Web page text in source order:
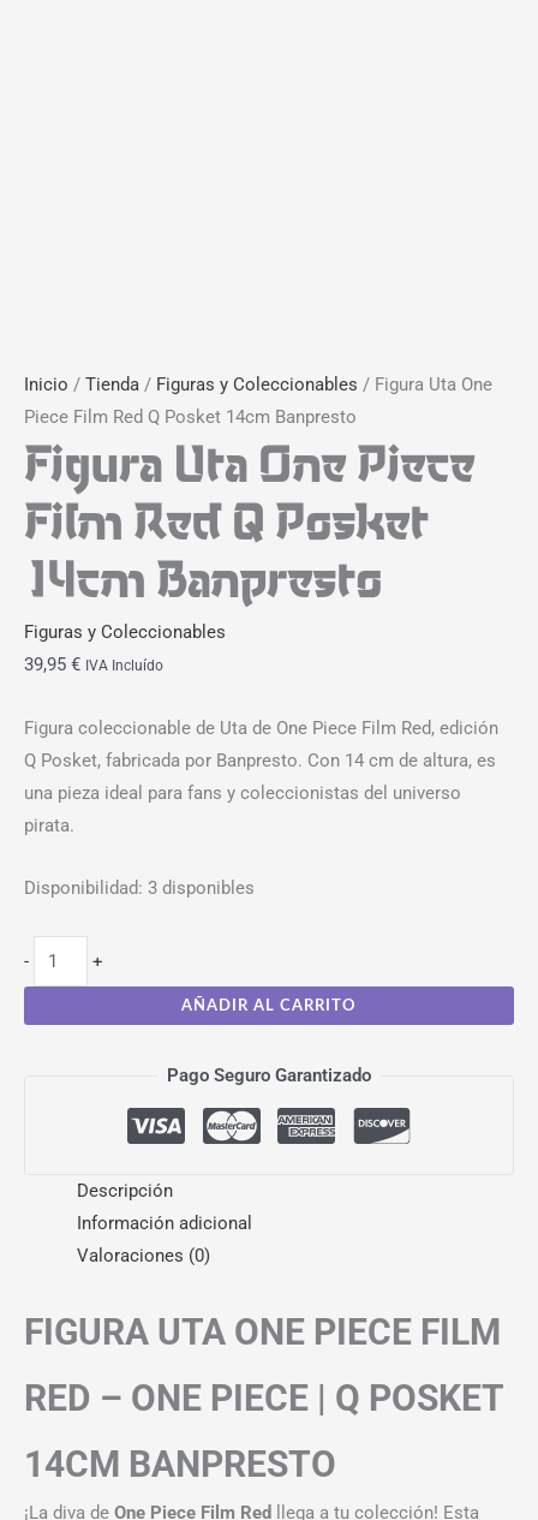
Inicio / Tienda / Figuras y Coleccionables / Figura Uta One
Piece Film Red Q Posket 14cm Banpresto
Figura Uta One Piece
Film Red Q Posket
14cm Banpresto
Figuras y Coleccionables
39,95 € IVA Incluído
Figura coleccionable de Uta de One Piece Film Red, edición
Q Posket, fabricada por Banpresto. Con 14 cm de altura, es
una pieza ideal para fans y coleccionistas del universo
pirata.
Disponibilidad: 3 disponibles
- +
AÑADIR AL CARRITO
Pago Seguro Garantizado
Descripción
Información adicional
Valoraciones (0)
FIGURA UTA ONE PIECE FILM
RED – ONE PIECE | Q POSKET
14CM BANPRESTO
¡La diva de One Piece Film Red llega a tu colección! Esta